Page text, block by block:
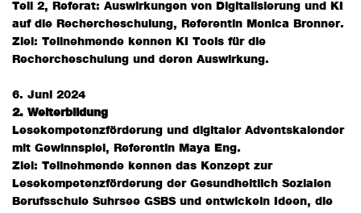
Teil 2, Referat: Auswirkungen von Digitalisierung und KI
auf die Rechercheschulung, Referentin Monica Bronner.
Ziel: Teilnehmende kennen KI Tools für die
Rechercheschulung und deren Auswirkung.
6. Juni 2024
2. Weiterbildung
Lesekompetenzförderung und digitaler Adventskalender
mit Gewinnspiel, Referentin Maya Eng.
Ziel: Teilnehmende kennen das Konzept zur
Lesekompetenzförderung der Gesundheitlich Sozialen
Berufsschule Suhrsee GSBS und entwickeln Ideen, die